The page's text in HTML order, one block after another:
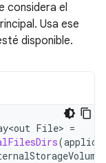
considera el
Usa ese
disponible.
File> =
(